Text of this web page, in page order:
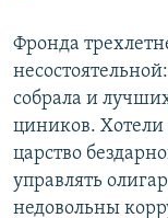
Фронда
собрала и
циников.
царство
управлять
недовольны